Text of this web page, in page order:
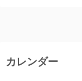
カレンダー